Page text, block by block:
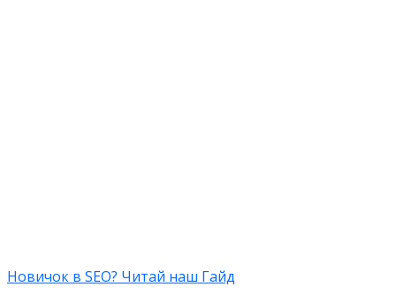
Новичок в SEO? Читай наш Гайд